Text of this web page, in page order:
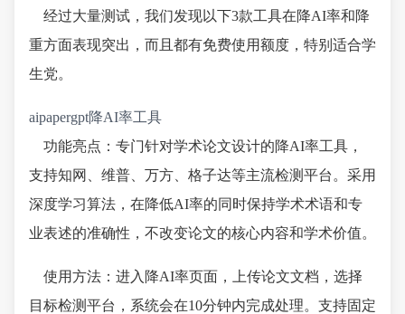
经过大量测试，我们发现以下3款工具在降AI率和降
重方面表现突出，而且都有免费使用额度，特别适合学
生党。
aipapergpt降AI率工具
功能亮点：专门针对学术论文设计的降AI率工具，
支持知网、维普、万方、格子达等主流检测平台。采用
深度学习算法，在降低AI率的同时保持学术术语和专
业表述的准确性，不改变论文的核心内容和学术价值。
使用方法：进入降AI率页面，上传论文文档，选择
目标检测平台，系统会在10分钟内完成处理。支持固定